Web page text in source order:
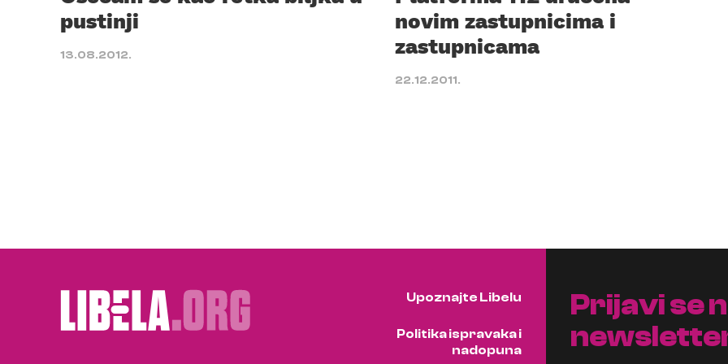
pustinji
13.08.2012.
novim zastupnicima i
zastupnicama
22.12.2011.
Upoznajte Libelu
Politika ispravaka i
nadopuna
Prijavi se